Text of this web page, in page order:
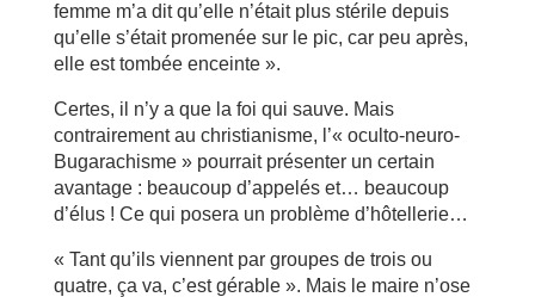
femme m’a dit qu’elle n’était plus stérile depuis
qu’elle s’était promenée sur le pic, car peu après,
elle est tombée enceinte ».
Certes, il n’y a que la foi qui sauve. Mais
contrairement au christianisme, l’« oculto-neuro-
Bugarachisme » pourrait présenter un certain
avantage : beaucoup d’appelés et… beaucoup
d’élus ! Ce qui posera un problème d’hôtellerie…
« Tant qu’ils viennent par groupes de trois ou
quatre, ça va, c’est gérable ». Mais le maire n’ose